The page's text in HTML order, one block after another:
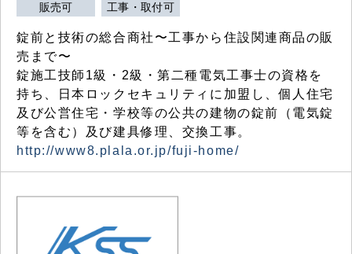
販売可 工事・取付可
錠前と技術の総合商社〜工事から住設関連商品の販
売まで〜
錠施工技師1級・2級・第二種電気工事士の資格を
持ち、日本ロックセキュリティに加盟し、個人住宅
及び公営住宅・学校等の公共の建物の錠前（電気錠
等を含む）及び建具修理、交換工事。
http://www8.plala.or.jp/fuji-home/